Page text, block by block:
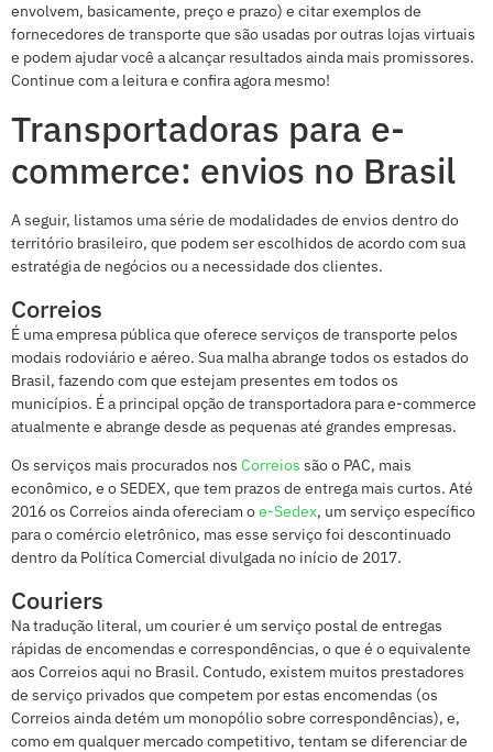
envolvem, basicamente, preço e prazo) e citar exemplos de
fornecedores de transporte que são usadas por outras lojas virtuais
e podem ajudar você a alcançar resultados ainda mais promissores.
Continue com a leitura e confira agora mesmo!
Transportadoras para e-
commerce: envios no Brasil
A seguir, listamos uma série de modalidades de envios dentro do
território brasileiro, que podem ser escolhidos de acordo com sua
estratégia de negócios ou a necessidade dos clientes.
Correios
É uma empresa pública que oferece serviços de transporte pelos
modais rodoviário e aéreo. Sua malha abrange todos os estados do
Brasil, fazendo com que estejam presentes em todos os
municípios. É a principal opção de transportadora para e-commerce
atualmente e abrange desde as pequenas até grandes empresas.
Os serviços mais procurados nos Correios são o PAC, mais
econômico, e o SEDEX, que tem prazos de entrega mais curtos. Até
2016 os Correios ainda ofereciam oe-Sedex, um serviço específico
para o comércio eletrônico, mas esse serviço foi descontinuado
dentro da Política Comercial divulgada no início de 2017.
Couriers
Na tradução literal, um courier é um serviço postal de entregas
rápidas de encomendas e correspondências, o que é o equivalente
aos Correios aqui no Brasil. Contudo, existem muitos prestadores
de serviço privados que competem por estas encomendas (os
Correios ainda detém um monopólio sobre correspondências), e,
como em qualquer mercado competitivo, tentam se diferenciar de